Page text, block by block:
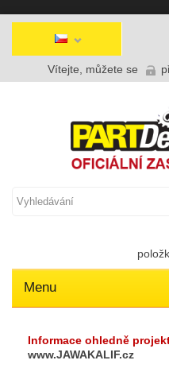
Vítejte, můžete se
Menu
Informace ohledně
www.JAWAKALIF.cz